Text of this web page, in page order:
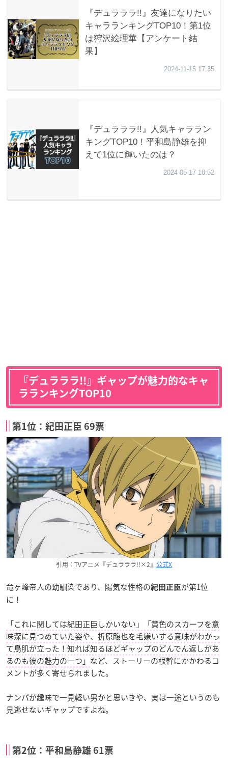
『デュラララ!!』ギャップが魅力的なキャ
ラランキングTOP10
第1位：紀田正臣 69票
引用：TVアニメ『デュラララ!!×2』 公式X
竜ヶ峰帝人の幼馴染であり、陽気な性格の紀田正臣が第1位
に！
「これに関しては紀田正臣しかいない」「黄色のスカーフを意
味深に見つめていた姿や、折原臨也を毛嫌いする意味がわかっ
て鳥肌が立った！知れば知るほどギャップのどんでん返しがあ
るのも彼の魅力の一つ」 など、ストーリーの根幹にかかわるコ
メントが多く寄せられました。
ナンパが趣味で一見軽い男かと思いきや、実は一途というのも
見逃せないギャップですよね。
第2位：平和島静雄 61票